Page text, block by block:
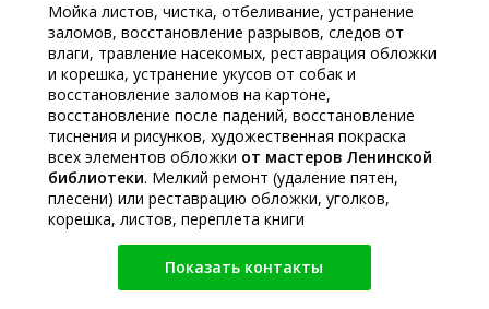
Мойка листов, чистка, отбеливание, устранение
заломов, восстановление разрывов, следов от
влаги, травление насекомых, реставрация обложки
и корешка, устранение укусов от собак и
восстановление заломов на картоне,
восстановление после падений, восстановление
тиснения и рисунков, художественная покраска
всех элементов обложки от мастеров Ленинской
библиотеки. Мелкий ремонт (удаление пятен,
плесени) или реставрацию обложки, уголков,
корешка, листов, переплета книги
Показать контакты